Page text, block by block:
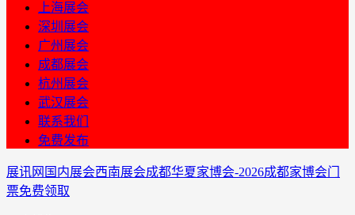
上海展会
深圳展会
广州展会
成都展会
杭州展会
武汉展会
联系我们
免费发布
展讯网 国内展会西南展会成都华夏家博会-2026成都家博会门
票免费领取